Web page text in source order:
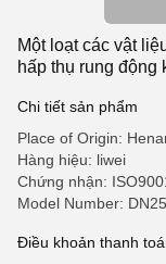
Một loạt các vật
hấp thụ rung động
Chi tiết sản phẩm
Place of Origin:
Hàng hiệu: liwei
Chứng nhận:
Model Number:
Điều khoản thanh